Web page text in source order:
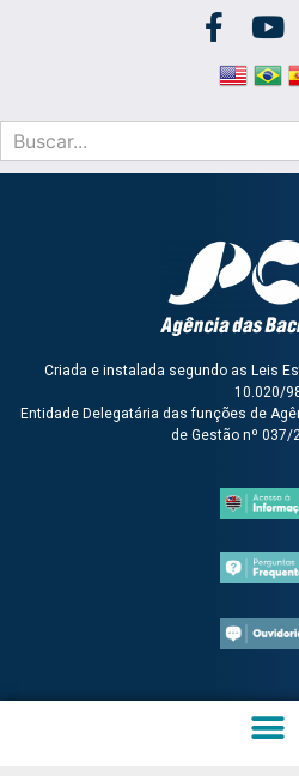
Criada e instalada segundo as Leis
10.020/
Entidade Delegatária das funções de
de Gestão nº 037/